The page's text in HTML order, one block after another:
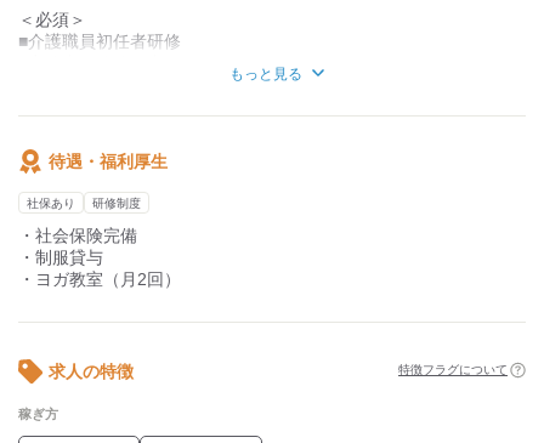
お子さん都合での急なシフト変更も
柔軟に対応しますし、
入社から半年後には、
子育てと両立しながら
しっかりとご活躍頂けます◎
＜必須＞
■介護職員初任者研修
■移動支援資格
上記いずれかの資格をお持ちの方
＜歓迎＞
■未経験者さん
■経験の浅い方
■主婦(夫)さん
もっと見る
待遇・福利厚生
社保あり 研修制度
・社会保険完備
・制服貸与
・ヨガ教室（月2回）
求人の特徴 特徴フラグについて
稼ぎ方